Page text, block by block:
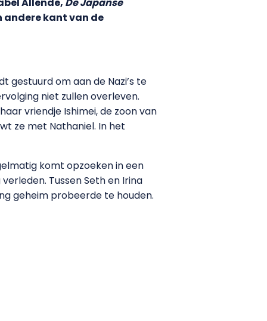
andere kant van de
gestuurd om aan de Nazi’s te
niet zullen overleven.
vriendje Ishimei, de zoon van
ze met Nathaniel. In het
komt opzoeken in een
Tussen Seth en Irina
geheim probeerde te houden.